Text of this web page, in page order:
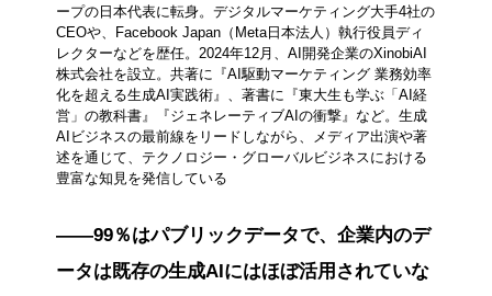
ープの日本代表に転身。デジタルマーケティング大手4社の
CEOや、Facebook Japan（Meta日本法人）執行役員ディ
レクターなどを歴任。2024年12月、AI開発企業のXinobiAI
株式会社を設立。共著に『AI駆動マーケティング 業務効率
化を超える生成AI実践術』、著書に『東大生も学ぶ「AI経
営」の教科書』『ジェネレーティブAIの衝撃』など。生成
AIビジネスの最前線をリードしながら、メディア出演や著
述を通じて、テクノロジー・グローバルビジネスにおける
豊富な知見を発信している
――99％はパブリックデータで、企業内のデ
ータは既存の生成AIにはほぼ活用されていな